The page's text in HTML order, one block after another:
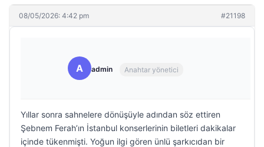
08/05/2026: 4:42 pm #21198
A admin Anahtar yönetici
Yıllar sonra sahnelere dönüşüyle adından söz ettiren
Şebnem Ferah’ın İstanbul konserlerinin biletleri dakikalar
içinde tükenmişti. Yoğun ilgi gören ünlü şarkıcıdan bir